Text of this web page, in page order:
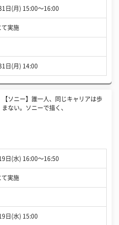
日(月) 15:00〜16:00
て実施
日(月) 14:00
【ソニー】誰一人、同じキャリアは歩
まない。ソニーで描く、
日(水) 16:00〜16:50
て実施
日(水) 15:00